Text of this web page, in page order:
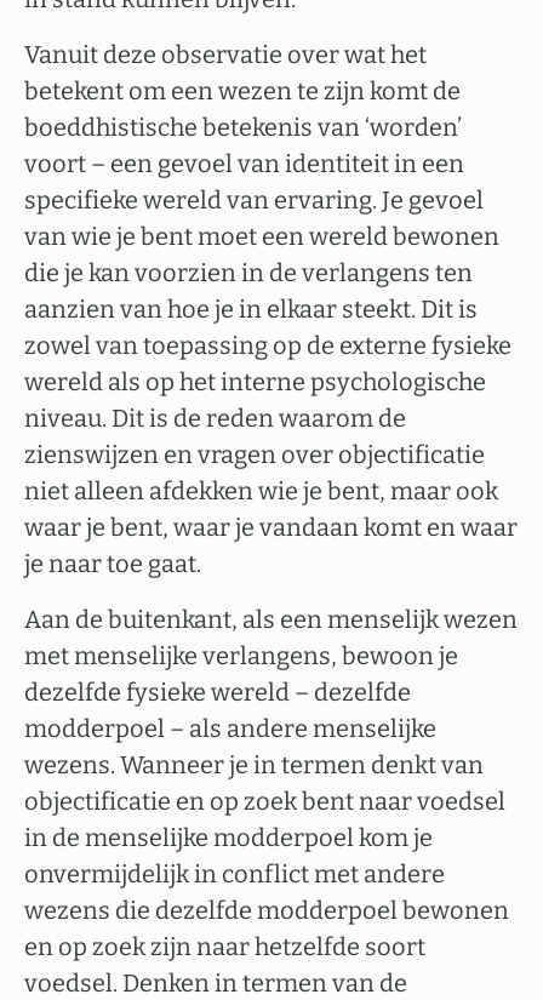
Vanuit deze observatie over wat het
betekent om een wezen te zijn komt de
boeddhistische betekenis van ‘worden’
voort – een gevoel van identiteit in een
specifieke wereld van ervaring. Je gevoel
van wie je bent moet een wereld bewonen
die je kan voorzien in de verlangens ten
aanzien van hoe je in elkaar steekt. Dit is
zowel van toepassing op de externe fysieke
wereld als op het interne psychologische
niveau. Dit is de reden waarom de
zienswijzen en vragen over objectificatie
niet alleen afdekken wie je bent, maar ook
waar je bent, waar je vandaan komt en waar
je naar toe gaat.
Aan de buitenkant, als een menselijk wezen
met menselijke verlangens, bewoon je
dezelfde fysieke wereld – dezelfde
modderpoel – als andere menselijke
wezens. Wanneer je in termen denkt van
objectificatie en op zoek bent naar voedsel
in de menselijke modderpoel kom je
onvermijdelijk in conflict met andere
wezens die dezelfde modderpoel bewonen
en op zoek zijn naar hetzelfde soort
voedsel. Denken in termen van de